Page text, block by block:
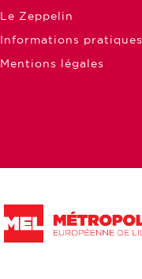
Le Zeppelin
Informations pratiques
Mentions légales